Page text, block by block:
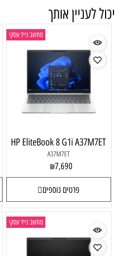
יכול לעניין אותך
מחשב נייד עסקי
HP EliteBook 8 G1i A37M7ET
A37M7ET
₪7,690
פרטים נוספים
מחשב נייד עסקי